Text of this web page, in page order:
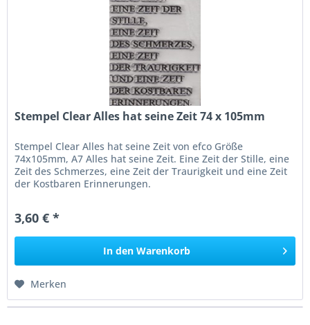
Stempel Clear Alles hat seine Zeit 74 x 105mm
Stempel Clear Alles hat seine Zeit von efco Größe
74x105mm, A7 Alles hat seine Zeit. Eine Zeit der Stille, eine
Zeit des Schmerzes, eine Zeit der Traurigkeit und eine Zeit
der Kostbaren Erinnerungen.
3,60 € *
In den Warenkorb
Merken